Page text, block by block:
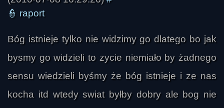
👮 raport
Bóg istnieje tylko nie widzimy go dlatego bo jak
bysmy go widzieli to zycie niemiało by żadnego
sensu wiedzieli byśmy że bóg istnieje i ze nas
kocha itd wtedy swiat byłby dobry ale bog nie